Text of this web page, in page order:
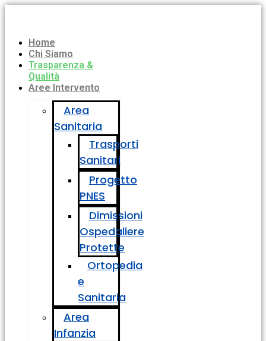
Home
Chi Siamo
Trasparenza &
Qualità
Aree Intervento
Area
Sanitaria
Trasporti
Sanitari
Progetto
PNES
Dimissioni
Ospedaliere
Protette
Ortopedia
e
Sanitaria
Area
Infanzia